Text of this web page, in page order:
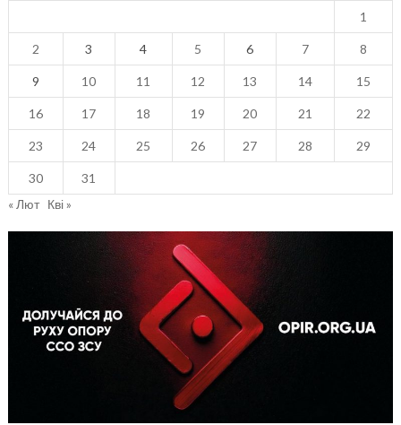
1
2 3 4 5 6 7 8
9 10 11 12 13 14 15
16 17 18 19 20 21 22
23 24 25 26 27 28 29
30
31
« Лют Кві »